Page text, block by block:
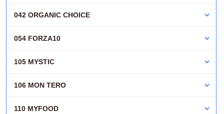
042 ORGANIC CHOICE
054 FORZA10
105 MYSTIC
106 MON TERO
110 MYFOOD